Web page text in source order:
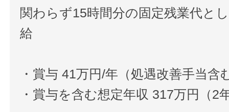
関わらず15時間分の固定残業代と
給
・賞与 41万円/年（処遇改善手当含
・賞与を含む想定年収 317万円（2